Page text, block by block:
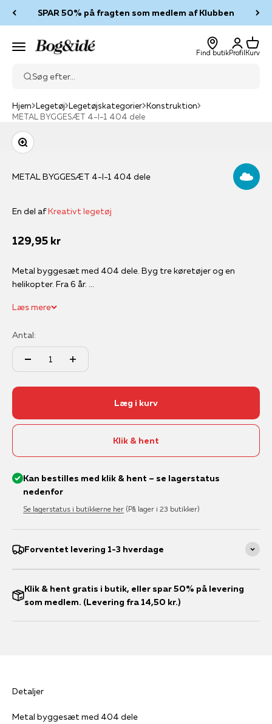
SPAR 50% på fragten som medlem af Klubben
Menu Bog & idé
Find butik
Log ind
Profil
Kurv
Kurv
Søg efter...
Hjem Legetøj Legetøjskategorier Konstruktion
METAL BYGGESÆT 4-I-1 404 dele
Zoom
METAL BYGGESÆT 4-I-1 404 dele
En del afKreativt legetøj
Salgspris
129,95 kr
Metal byggesæt med 404 dele. Byg tre køretøjer og en
helikopter. Fra 6 år. ...
Læs mere
Antal:
Læg i kurv
Klik & hent
Kan bestilles med klik & hent – se lagerstatus
nedenfor
Se lagerstatus i butikkerne her (På lager i 23 butikker)
Forventet levering 1-3 hverdage
Klik & hent gratis i butik, eller spar 50% på levering
som medlem. (Levering fra 14,50 kr.)
Detaljer
Metal byggesæt med 404 dele